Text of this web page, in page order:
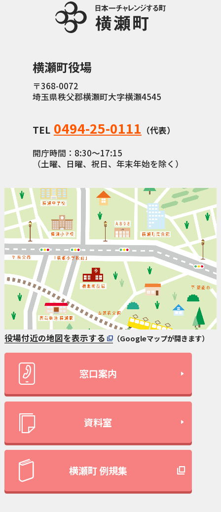
引っ越し／移住・定住
おくやみ
横瀬町（町長） へのご意見等
横瀬町公式note
自治体間連携
開庁時間：8:30〜17:00
（土曜、日曜、祝日、年末年始を覗く）
窓口案内
メニューを閉じる
横瀬町役場
〒368-0072
埼玉県秩父郡横瀬町大字横瀬4545
TEL 0494-25-0111 （代表）
開庁時間：8:30〜17:15
（土曜、日曜、祝日、年末年始を除く）
役場付近の地図を表示する （Googleマップが開きます）
窓口案内
資料室
横瀬町 例規集